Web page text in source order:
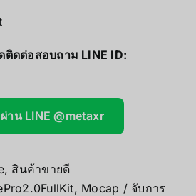
ดต่อสอบถาม LINE ID:
าน LINE @metaxr
, สินค้าขายดี
, Mocap / จับการ